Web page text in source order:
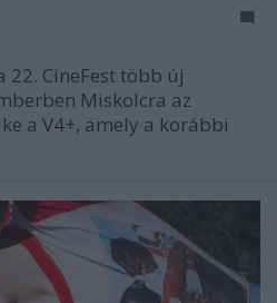
CineFest több új
Miskolcra az
a V4+, amely a korábbi